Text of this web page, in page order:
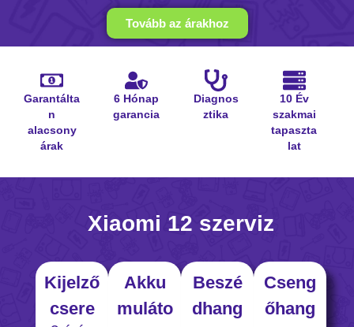
Tovább az árakhoz
Garantálta
n
alacsony
árak
6 Hónap
garancia
Diagnos
ztika
10 Év
szakmai
tapaszta
lat
Xiaomi 12 szerviz
Kijelző
csere
Akku
muláto
Beszé
dhang
Cseng
őhang